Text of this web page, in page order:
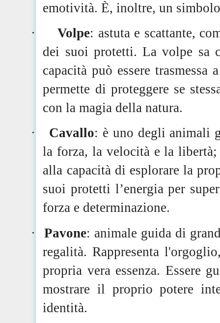
emotività. È, inoltre, un
·
Volpe: astuta e scattante,
dei suoi protetti. La volpe sa
capacità può essere
permette di proteggere se
con la magia della natura.
·
Cavallo: è uno degli animali
la forza, la velocità e la
alla capacità di esplorare la
suoi protetti l’energia per
forza e determinazione.
·
Pavone: animale guida di
regalità. Rappresenta
propria vera essenza. Essere
mostrare il proprio potere
identità.